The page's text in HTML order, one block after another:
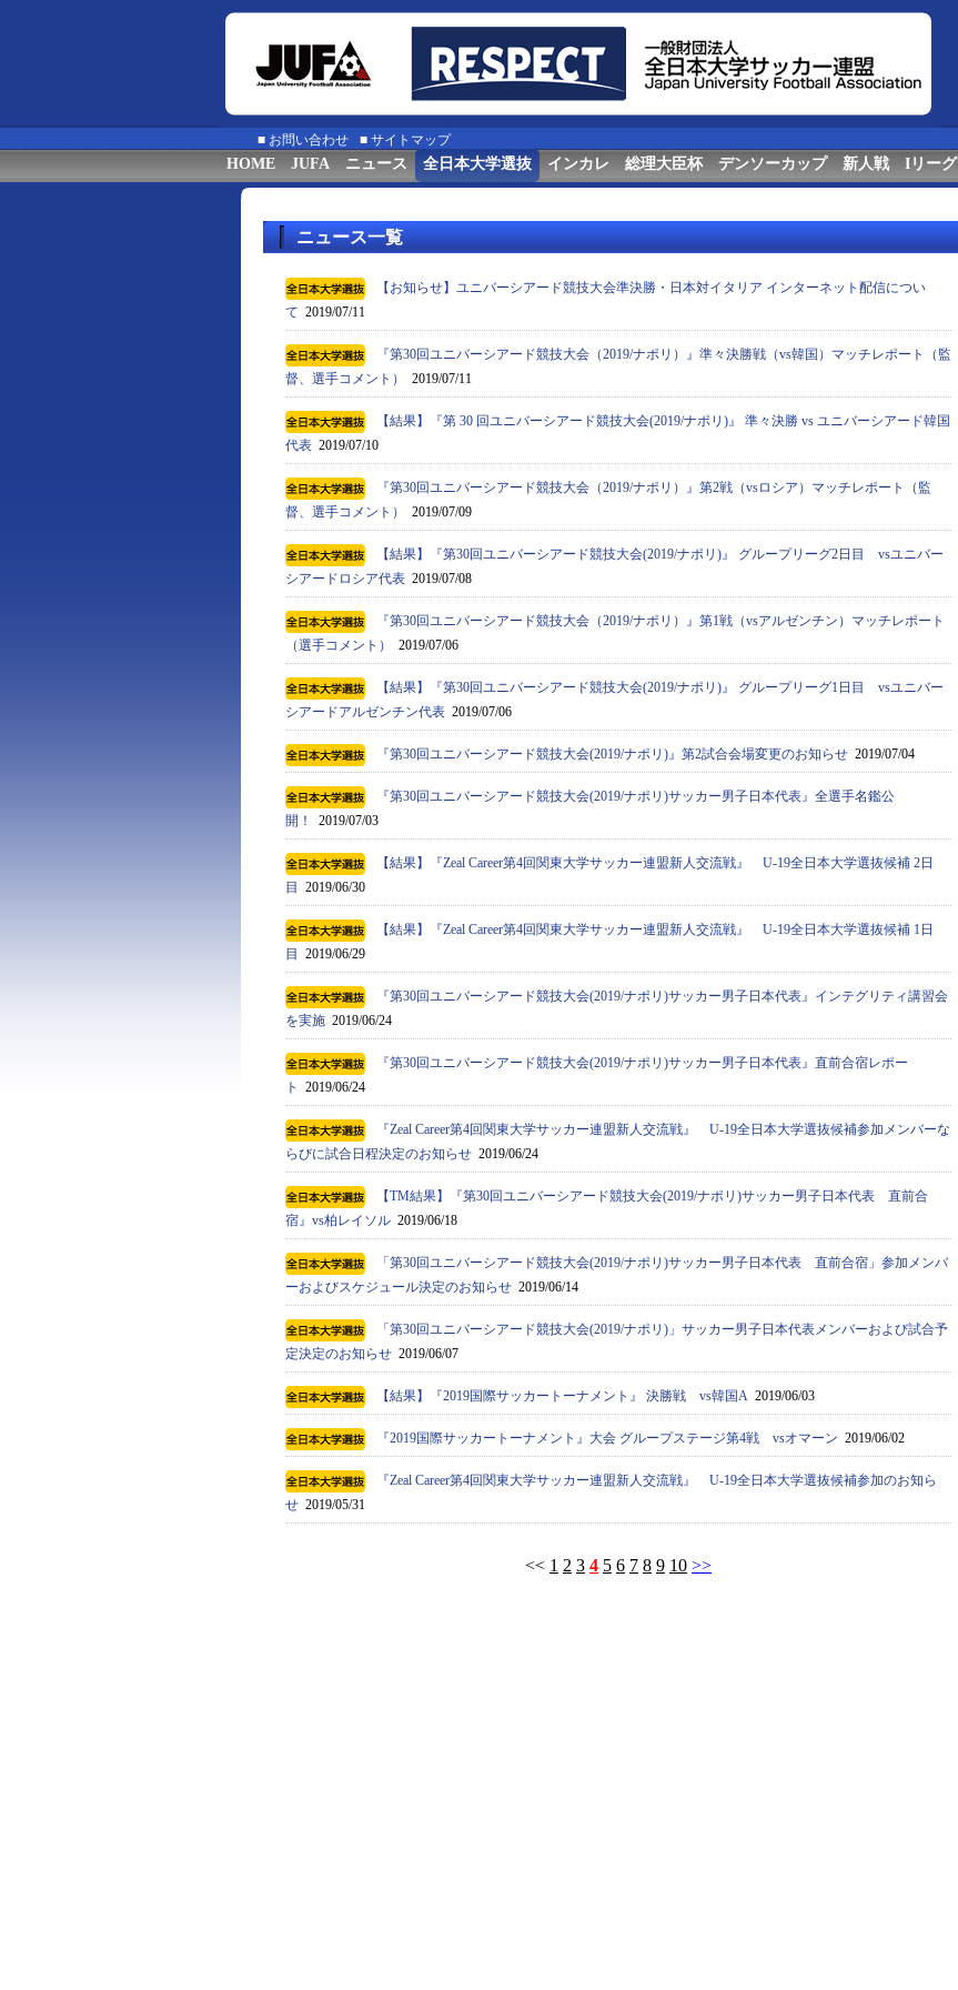
■ お問い合わせ ■ サイトマップ
HOME JUFA ニュース 全日本大学選抜 インカレ 総理大臣杯 デンソーカップ 新人戦 Iリーグ
ニュース一覧
【お知らせ】ユニバーシアード競技大会準決勝・日本対イタリア インターネット配信につい
て 2019/07/11
『第30回ユニバーシアード競技大会（2019/ナポリ）』準々決勝戦（vs韓国）マッチレポート（監
督、選手コメント）
2019/07/11
【結果】『第 30 回ユニバーシアード競技大会(2019/ナポリ)』 準々決勝 vs ユニバーシアード韓国
代表 2019/07/10
『第30回ユニバーシアード競技大会（2019/ナポリ）』第2戦（vsロシア）マッチレポート（監
督、選手コメント）
2019/07/09
【結果】『第30回ユニバーシアード競技大会(2019/ナポリ)』 グループリーグ2日目 vsユニバー
シアードロシア代表 2019/07/08
『第30回ユニバーシアード競技大会（2019/ナポリ）』第1戦（vsアルゼンチン）マッチレポート
（選手コメント）
2019/07/06
【結果】『第30回ユニバーシアード競技大会(2019/ナポリ)』 グループリーグ1日目 vsユニバー
シアードアルゼンチン代表 2019/07/06
『第30回ユニバーシアード競技大会(2019/ナポリ)』第2試合会場変更のお知らせ 2019/07/04
『第30回ユニバーシアード競技大会(2019/ナポリ)サッカー男子日本代表』全選手名鑑公
開！
2019/07/03
【結果】『Zeal Career第4回関東大学サッカー連盟新人交流戦』 U-19全日本大学選抜候補 2日
目
2019/06/30
【結果】『Zeal Career第4回関東大学サッカー連盟新人交流戦』 U-19全日本大学選抜候補 1日
目
2019/06/29
『第30回ユニバーシアード競技大会(2019/ナポリ)サッカー男子日本代表』インテグリティ講習会
を実施 2019/06/24
『第30回ユニバーシアード競技大会(2019/ナポリ)サッカー男子日本代表』直前合宿レポー
ト
2019/06/24
『Zeal Career第4回関東大学サッカー連盟新人交流戦』 U-19全日本大学選抜候補参加メンバーな
らびに試合日程決定のお知らせ 2019/06/24
【TM結果】『第30回ユニバーシアード競技大会(2019/ナポリ)サッカー男子日本代表 直前合
宿』vs柏レイソル 2019/06/18
「第30回ユニバーシアード競技大会(2019/ナポリ)サッカー男子日本代表 直前合宿」参加メンバ
ーおよびスケジュール決定のお知らせ 2019/06/14
「第30回ユニバーシアード競技大会(2019/ナポリ)」サッカー男子日本代表メンバーおよび試合予
定決定のお知らせ 2019/06/07
【結果】『2019国際サッカートーナメント』 決勝戦 vs韓国A 2019/06/03
『2019国際サッカートーナメント』大会 グループステージ第4戦 vsオマーン 2019/06/02
『Zeal Career第4回関東大学サッカー連盟新人交流戦』 U-19全日本大学選抜候補参加のお知ら
せ 2019/05/31
<< 1 2 3 4 5 6 7 8 9 10 >>